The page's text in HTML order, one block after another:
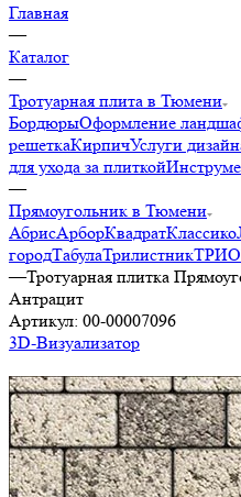
Главная
—
Каталог
—
Тротуарная плита в Тюмени
БордюрыОформление
решеткаКирпичУслуги
для ухода за плиткой
—
Прямоугольник в Тюмени
АбрисАрборКвадратКлассико
городТабулаТрилистникТРИО
—Тротуарная плитка
Антрацит
Артикул: 00-00007096
3D-Визуализатор